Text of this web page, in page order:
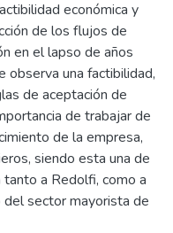
económica y
de los flujos de
en el lapso de años
una factibilidad,
de aceptación de
de trabajar de
de la empresa,
siendo esta una de
a Redolfi, como a
sector mayorista de